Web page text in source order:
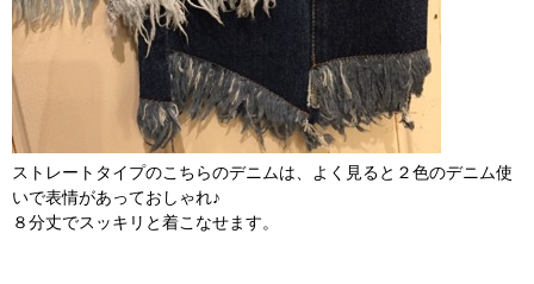
ストレートタイプのこちらのデニムは、よく見ると２色のデニム使
いで表情があっておしゃれ♪
８分丈でスッキリと着こなせます。